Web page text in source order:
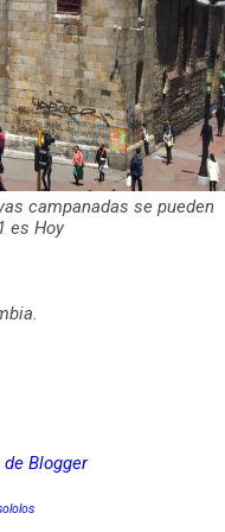
campanadas se pueden
es Hoy
Blogger